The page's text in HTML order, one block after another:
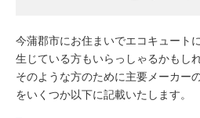
今蒲郡市にお住まいでエコキュート
生じている方もいらっしゃるかもし
そのような方のために主要メーカー
をいくつか以下に記載いたします。